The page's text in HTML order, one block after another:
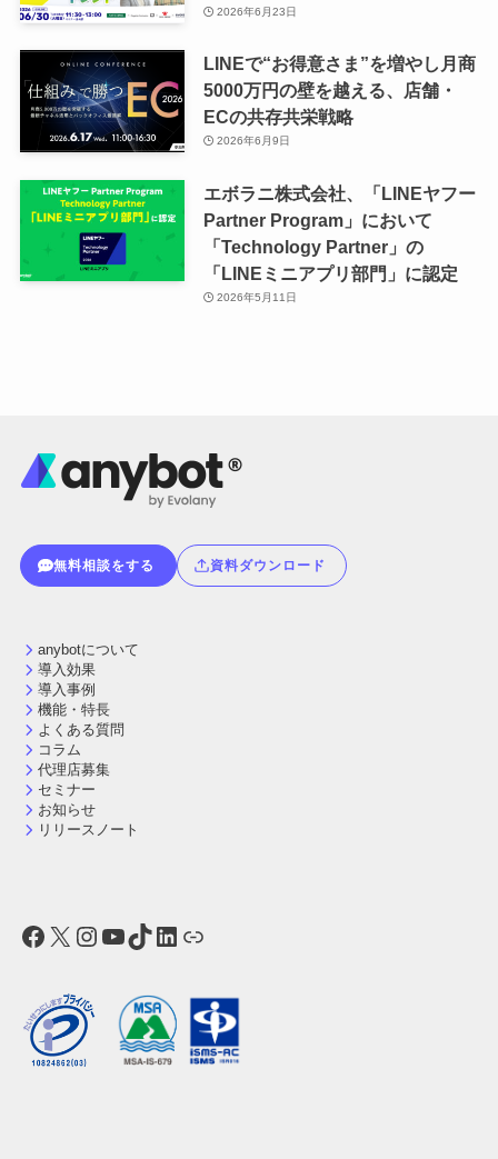
2026年6月23日
LINEで“お得意さま”を増やし月商
5000万円の壁を越える、店舗・
ECの共存共栄戦略
2026年6月9日
エボラニ株式会社、「LINEヤフー
Partner Program」において
「Technology Partner」の
「LINEミニアプリ部門」に認定
2026年5月11日
無料相談をする 資料ダウンロード
anybotについて
導入効果
導入事例
機能・特長
よくある質問
コラム
代理店募集
セミナー
お知らせ
リリースノート
Facebook
X Instagram
YouTube
TikTok
LinkedIn
リンク